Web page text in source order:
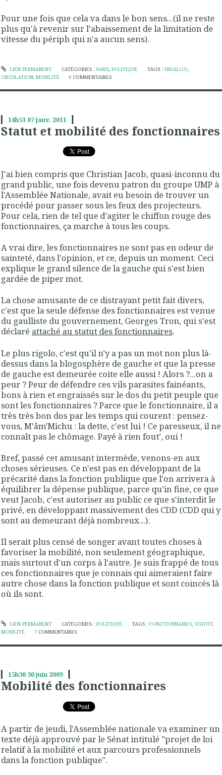
Pour une fois que cela va dans le bon sens...(il ne reste
plus qu'à revenir sur l'abaissement de la limitation de
vitesse du périph qui n'a aucun sens).
LIEN PERMANENT CATÉGORIES : PARIS, POLITIQUE TAGS :HIDALGO,
CIRCULATION, MOBILITÉ 8 COMMENTAIRES
14h51 07janv. 2011
Statut et mobilité des fonctionnaires
J'ai bien compris que Christian Jacob, quasi-inconnu du
grand public, une fois devenu patron du groupe UMP à
l'Assemblée Nationale, avait eu besoin de trouver un
procédé pour passer sous les feux des projecteurs.
Pour cela, rien de tel que d'agiter le chiffon rouge des
fonctionnaires, ça marche à tous les coups.
A vrai dire, les fonctionnaires ne sont pas en odeur de
sainteté, dans l'opinion, et ce, depuis un moment. Ceci
explique le grand silence de la gauche qui s'est bien
gardée de piper mot.
La chose amusante de ce distrayant petit fait divers,
c'est que la seule défense des fonctionnaires est venue
du gaulliste du gouvernement, Georges Tron, qui s'est
déclaré attaché au statut des fonctionnaires.
Le plus rigolo, c'est qu'il n'y a pas un mot non plus là-
dessus dans la blogosphère de gauche et que la presse
de gauche est demeurée coite elle aussi ! Alors ?...on a
peur ? Peur de défendre ces vils parasites fainéants,
bons à rien et engraissés sur le dos du petit peuple que
sont les fonctionnaires ? Parce que le fonctionnaire, il a
très très bon dos par les temps qui courent : pensez-
vous, M'âm'Michu : la dette, c'est lui ! Ce paresseux, il ne
connaît pas le chômage. Payé à rien fout', oui !
Bref, passé cet amusant intermède, venons-en aux
choses sérieuses. Ce n'est pas en développant de la
précarité dans la fonction publique que l'on arrivera à
équilibrer la dépense publique, parce qu'in fine, ce que
veut Jacob, c'est autoriser au public ce que s'interdit le
privé, en développant massivement des CDD (CDD qui y
sont au demeurant déjà nombreux...).
Il serait plus censé de songer avant toutes choses à
favoriser la mobilité, non seulement géographique,
mais surtout d'un corps à l'autre. Je suis frappé de tous
ces fonctionnaires que je connais qui aimeraient faire
autre chose dans la fonction publique et sont coincés là
où ils sont.
LIEN PERMANENT CATÉGORIES : POLITIQUE TAGS :FONCTIONNAIRES, STATUT,
MOBILITÉ
7 COMMENTAIRES
15h30 30juin 2009
Mobilité des fonctionnaires
A partir de jeudi, l'Assemblée nationale va examiner un
texte déjà approuvé par le Sénat intitulé "projet de loi
relatif à la mobilité et aux parcours professionnels
dans la fonction publique".